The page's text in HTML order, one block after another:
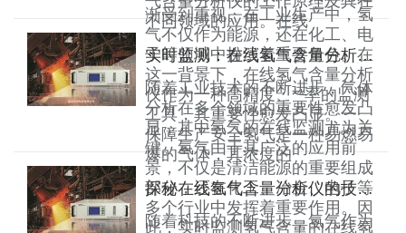
不同领域的应用。在线
渐受到重视。在工业生产中，氢
气不仅作为能源，还在化工、电
子等领域中扮演着重要角色。在
这一背景下，在线氢气含量分析
仪作为一种高精度、**率的监测
工具，其重要性愈发凸显。一、
保障生产安全氢气是一种易燃易
爆的气体，其浓度的
实时监测：在线氢气含量分析仪的优势与挑战
随着工业技术的不断进步，气体
分析在多个领域的重要性愈发凸
显，其中氢气的在线监测尤为关
键。氢气由于其广泛的应用前
景，不仅是清洁能源的重要组成
部分，还在化工、冶金、电子等
多个行业中发挥着重要作用。因
此，实时监测氢气含量的在线氢
探秘在线氢气含量分析仪的技术进步与未来方向
随着科技的不断进步，氢气作为